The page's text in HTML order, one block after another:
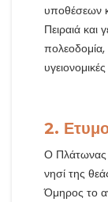
υποθέσεων
Πειραιά και
πολεοδομία,
2.
Ο Πλάτωνας
νησί της
Όμηρος το